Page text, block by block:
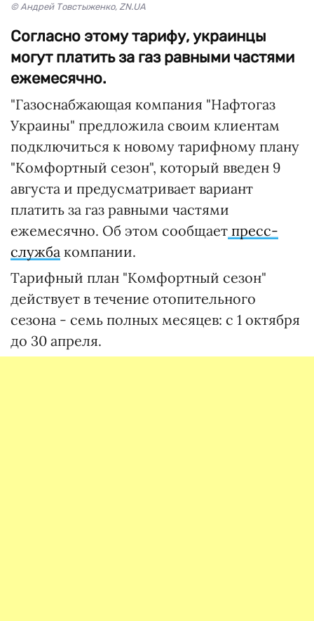
© Андрей Товстыженко, ZN.UA
Согласно этому тарифу, украинцы
могут платить за газ равными частями
ежемесячно.
"Газоснабжающая компания "Нафтогаз
Украины" предложила своим клиентам
подключиться к новому тарифному плану
"Комфортный сезон", который введен 9
августа и предусматривает вариант
платить за газ равными частями
ежемесячно. Об этом сообщает пресс-
служба компании.
Тарифный план "Комфортный сезон"
действует в течение отопительного
сезона - семь полных месяцев: с 1 октября
до 30 апреля.